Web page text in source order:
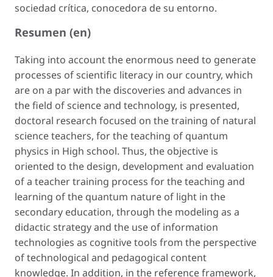
sociedad crítica, conocedora de su entorno.
Resumen (en)
Taking into account the enormous need to generate
processes of scientific literacy in our country, which
are on a par with the discoveries and advances in
the field of science and technology, is presented,
doctoral research focused on the training of natural
science teachers, for the teaching of quantum
physics in High school. Thus, the objective is
oriented to the design, development and evaluation
of a teacher training process for the teaching and
learning of the quantum nature of light in the
secondary education, through the modeling as a
didactic strategy and the use of information
technologies as cognitive tools from the perspective
of technological and pedagogical content
knowledge. In addition, in the reference framework,